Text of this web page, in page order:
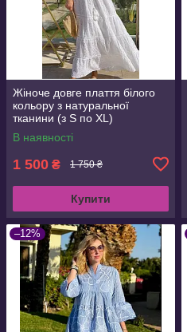
Жіноче довге плаття білого
кольору з натуральної
тканини (з S по XL)
В наявності
1 500 ₴ 1 750 ₴
Купити
–12%